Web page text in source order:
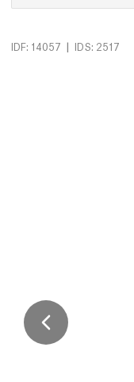
IDF: 14057 | IDS: 2517